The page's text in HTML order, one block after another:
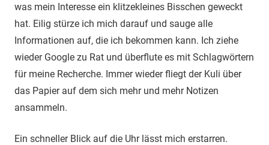
was mein Interesse ein klitzekleines Bisschen geweckt
hat. Eilig stürze ich mich darauf und sauge alle
Informationen auf, die ich bekommen kann. Ich ziehe
wieder Google zu Rat und überflute es mit Schlagwörtern
für meine Recherche. Immer wieder fliegt der Kuli über
das Papier auf dem sich mehr und mehr Notizen
ansammeln.
Ein schneller Blick auf die Uhr lässt mich erstarren.